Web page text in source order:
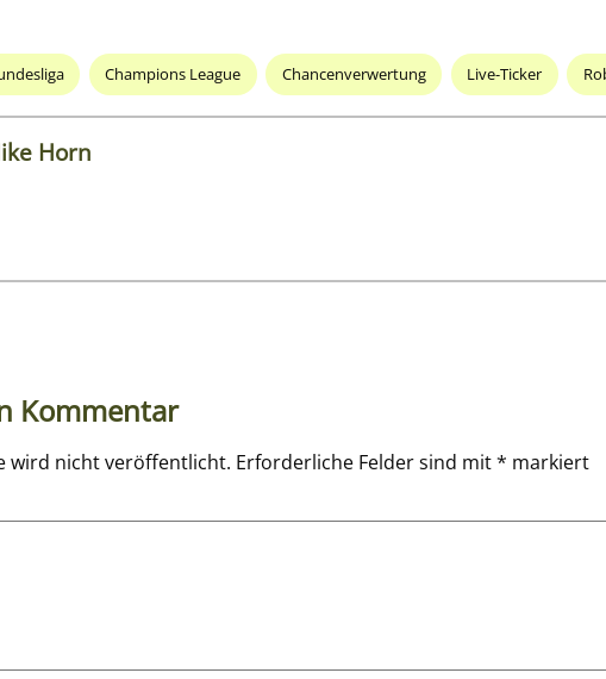
Champions League Chancenverwertung Live-Ticker
Horn
Kommentar
wird nicht veröffentlicht. Erforderliche Felder sind mit* markiert